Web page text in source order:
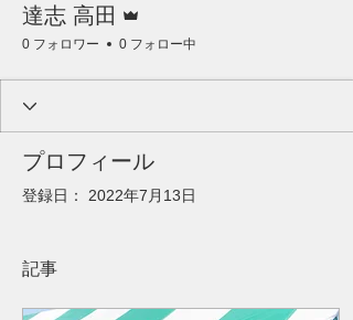
達志 高田
0 フォロワー 0 フォロー中
プロフィール
登録日： 2022年7月13日
記事